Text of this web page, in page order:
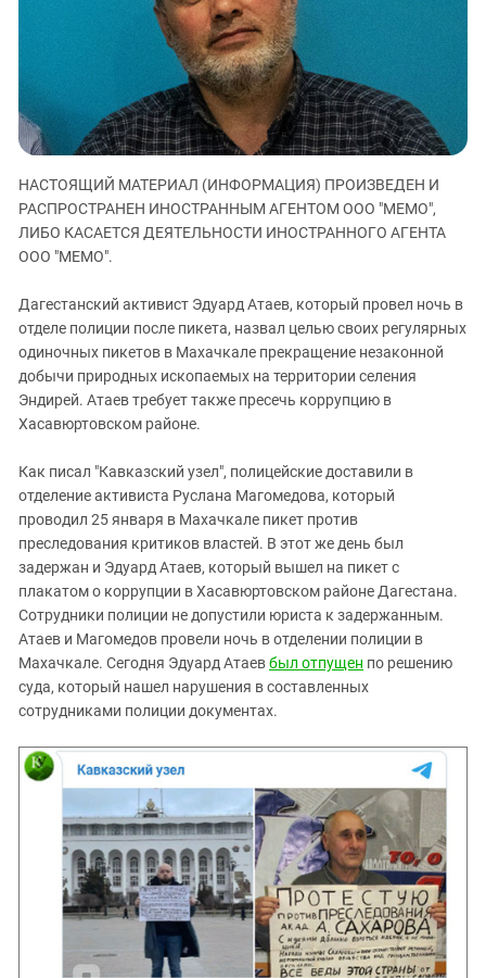
ЗАСТАВЛЯЕТ
КАВКАЗ ЗА ПАЛЕСТИНУ
ИНАКОМЫСЛИЕ В ЧЕЧНЕ
ПРЕСЛЕДОВАНИЕ АКТИВИСТОВ
МОБИЛИЗАЦИЯ И ПРОТЕСТЫ
Кабардино-Балкария
Калмыкия
Карачаево-Черкесия
Краснодарский край
Российская Федерация
Северная Осетия - Алания
СКФО
Ставропольский край
Чечня
Южный Кавказ
ЮФО
НАСТОЯЩИЙ МАТЕРИАЛ (ИНФОРМАЦИЯ) ПРОИЗВЕДЕН И
РАСПРОСТРАНЕН ИНОСТРАННЫМ АГЕНТОМ ООО "МЕМО",
ЛИБО КАСАЕТСЯ ДЕЯТЕЛЬНОСТИ ИНОСТРАННОГО АГЕНТА
ООО "МЕМО".
Дагестанский активист Эдуард Атаев, который провел ночь в
отделе полиции после пикета, назвал целью своих регулярных
одиночных пикетов в Махачкале прекращение незаконной
добычи природных ископаемых на территории селения
Эндирей. Атаев требует также пресечь коррупцию в
Хасавюртовском районе.
Как писал "Кавказский узел", полицейские доставили в
отделение активиста Руслана Магомедова, который
проводил 25 января в Махачкале пикет против
преследования критиков властей. В этот же день был
задержан и Эдуард Атаев, который вышел на пикет с
плакатом о коррупции в Хасавюртовском районе Дагестана.
Сотрудники полиции не допустили юриста к задержанным.
Атаев и Магомедов провели ночь в отделении полиции в
Махачкале. Сегодня Эдуард Атаевбыл отпущен по решению
суда, который нашел нарушения в составленных
сотрудниками полиции документах.